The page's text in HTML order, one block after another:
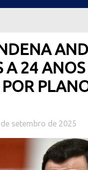
A 24
POR
setembro de 2025